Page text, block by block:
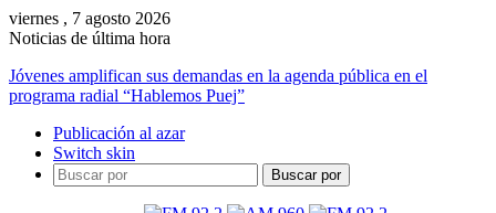
viernes , 7 agosto 2026
Noticias de última hora
Jóvenes amplifican sus demandas en la agenda pública en el
programa radial “Hablemos Puej”
Publicación al azar
Switch skin
Buscar por